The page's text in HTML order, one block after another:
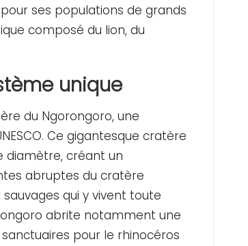
ses populations de grands
composé du lion, du
unique
du Ngorongoro, une
Ce gigantesque cratère
diamètre, créant un
abruptes du cratère
qui y vivent toute
abrite notamment une
pour le rhinocéros